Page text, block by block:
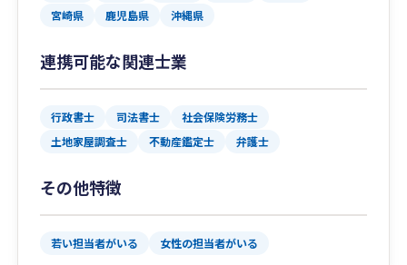
宮崎県
鹿児島県 沖縄県
連携可能な関連士業
行政書士 司法書士
社会保険労務士
土地家屋調査士
不動産鑑定士 弁護士
その他特徴
若い担当者がいる 女性の担当者がいる